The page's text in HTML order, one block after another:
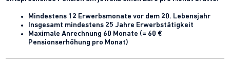
Mindestens 12 Erwerbsmonate vor dem 20. Lebensjahr
Insgesamt mindestens 25 Jahre Erwerbstätigkeit
Maximale Anrechnung 60 Monate (= 60 €
Pensionserhöhung pro Monat)